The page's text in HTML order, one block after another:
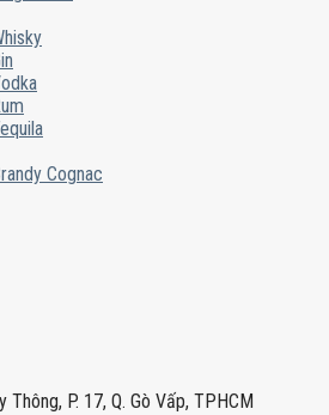
Cognac
P. 17, Q. Gò Vấp, TPHCM